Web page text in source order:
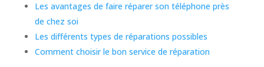
Les avantages de faire réparer son téléphone près
de chez soi
Les différents types de réparations possibles
Comment choisir le bon service de réparation